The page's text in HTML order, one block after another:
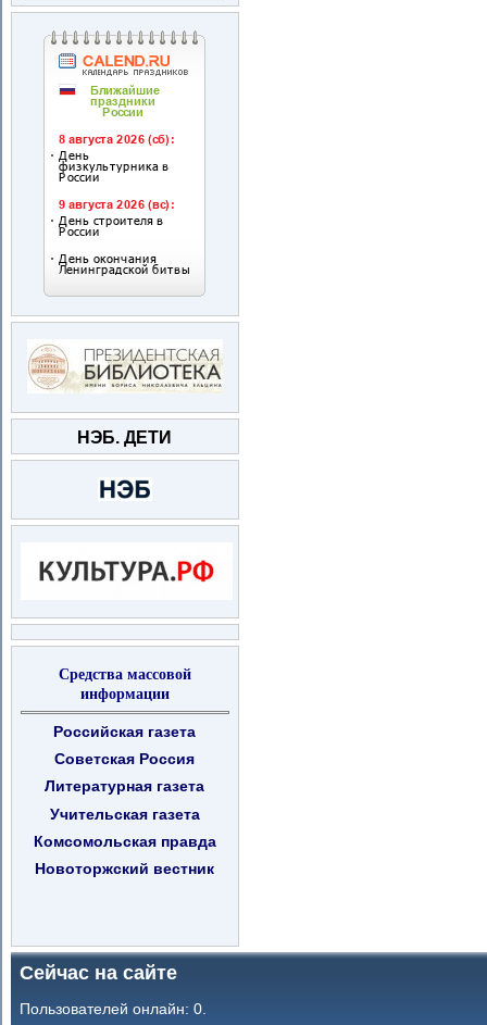
НЭБ. ДЕТИ
Средства массовой
информации
Российская газета
Советская Россия
Литературная газета
Учительская газета
Комсомольская правда
Новоторжский вестник
Сейчас на сайте
Пользователей онлайн: 0.